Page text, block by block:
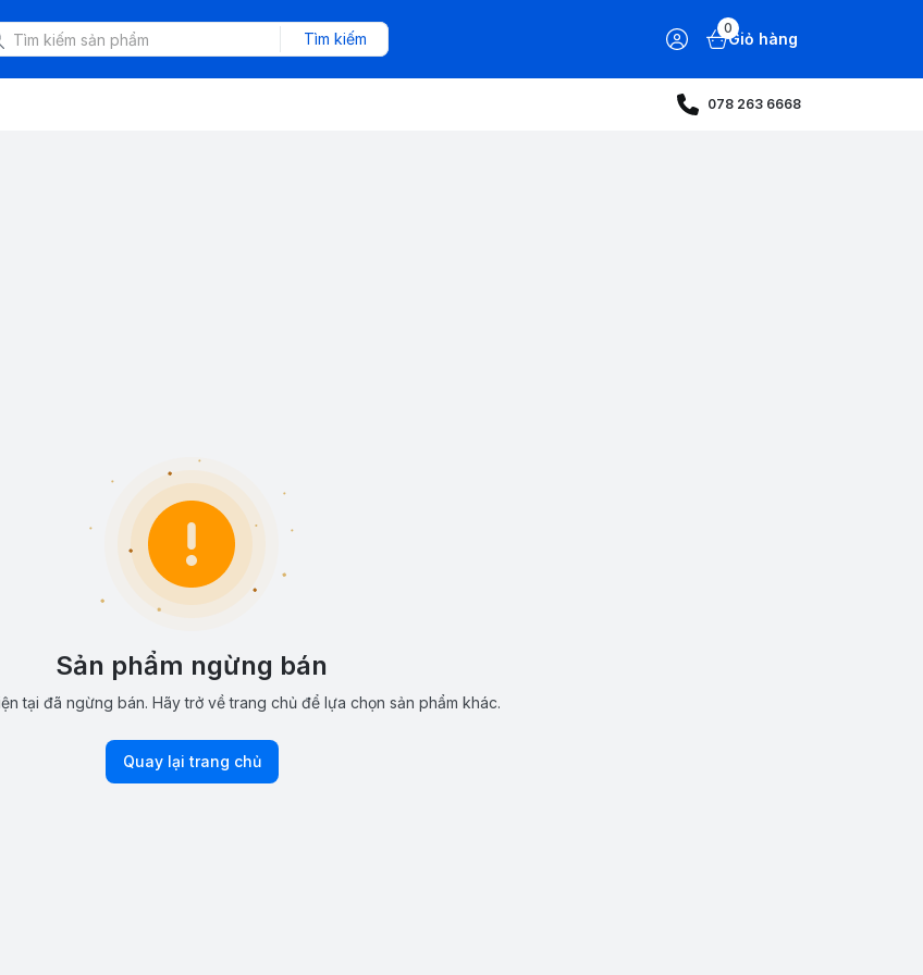
Tìm kiếm
0
Giỏ hàng
078 263 6668
Sản phẩm ngừng bán
tại đã ngừng bán. Hãy trở về trang chủ để lựa chọn sản phẩm khác.
Quay lại trang chủ